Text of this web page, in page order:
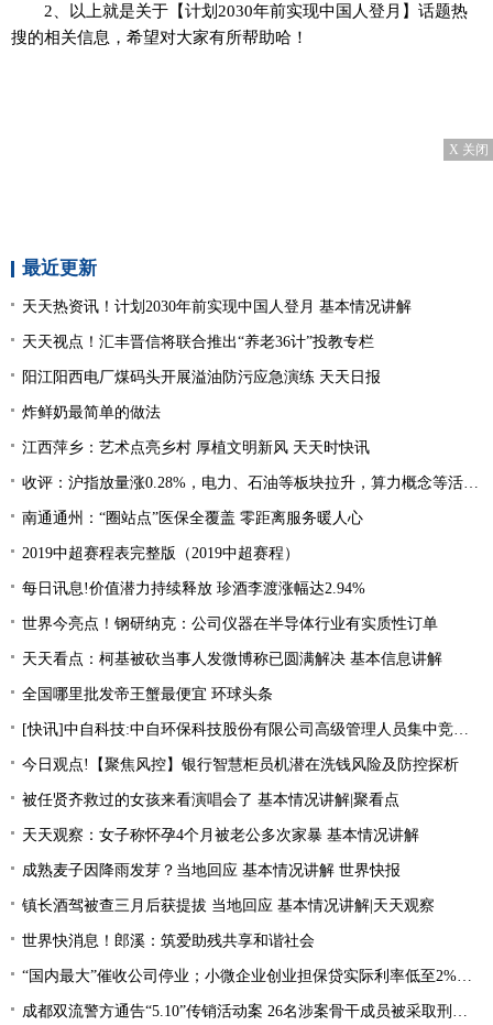
2、以上就是关于【计划2030年前实现中国人登月】话题热
搜的相关信息，希望对大家有所帮助哈！
X 关闭
最近更新
天天热资讯！计划2030年前实现中国人登月 基本情况讲解
天天视点！汇丰晋信将联合推出“养老36计”投教专栏
阳江阳西电厂煤码头开展溢油防污应急演练 天天日报
炸鲜奶最简单的做法
江西萍乡：艺术点亮乡村 厚植文明新风 天天时快讯
收评：沪指放量涨0.28%，电力、石油等板块拉升，算力概念等活跃 每日关注
南通通州：“圈站点”医保全覆盖 零距离服务暖人心
2019中超赛程表完整版（2019中超赛程）
每日讯息!价值潜力持续释放 珍酒李渡涨幅达2.94%
世界今亮点！钢研纳克：公司仪器在半导体行业有实质性订单
天天看点：柯基被砍当事人发微博称已圆满解决 基本信息讲解
全国哪里批发帝王蟹最便宜 环球头条
[快讯]中自科技:中自环保科技股份有限公司高级管理人员集中竞价减持股份进展|观焦点
今日观点!【聚焦风控】银行智慧柜员机潜在洗钱风险及防控探析
被任贤齐救过的女孩来看演唱会了 基本情况讲解|聚看点
天天观察：女子称怀孕4个月被老公多次家暴 基本情况讲解
成熟麦子因降雨发芽？当地回应 基本情况讲解 世界快报
镇长酒驾被查三月后获提拔 当地回应 基本情况讲解|天天观察
世界快消息！郎溪：筑爱助残共享和谐社会
“国内最大”催收公司停业；小微企业创业担保贷实际利率低至2%左右；趣店、爱财注销小贷牌照丨21消费金融参考-当前看点
成都双流警方通告“5.10”传销活动案 26名涉案骨干成员被采取刑事强制措施 环球热文